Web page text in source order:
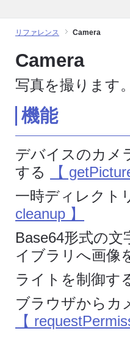
リファレンス Camera
Camera
写真を撮ります
機能
デバイスのカメ
する
【
一時ディレクト
cleanup 】
Base64形式の
イブラリへ画像
ライトを制御す
ブラウザからカ
【